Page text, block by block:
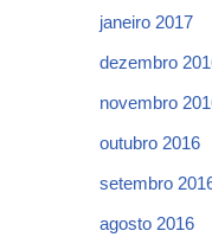
janeiro 2017
dezembro
novembro
outubro 2016
setembro
agosto 2016